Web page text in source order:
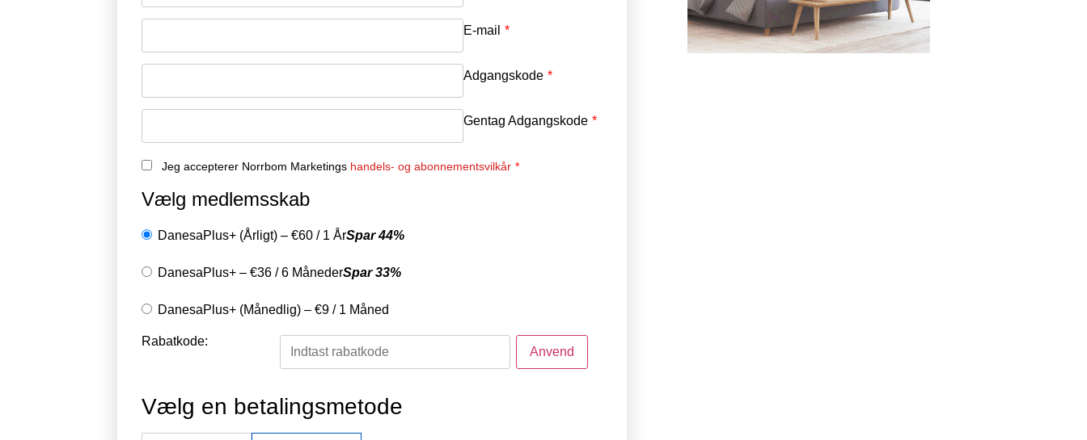
E-mail *
Adgangskode *
Gentag Adgangskode *
Jeg accepterer Norrbom Marketings handels- og abonnementsvilkår *
Vælg medlemsskab
DanesaPlus+ (Årligt) – €60 / 1 ÅrSpar 44%
DanesaPlus+ – €36 /6 MånederSpar 33%
DanesaPlus+ (Månedlig) – €9 / 1 Måned
Rabatkode:
Vælg en betalingsmetode